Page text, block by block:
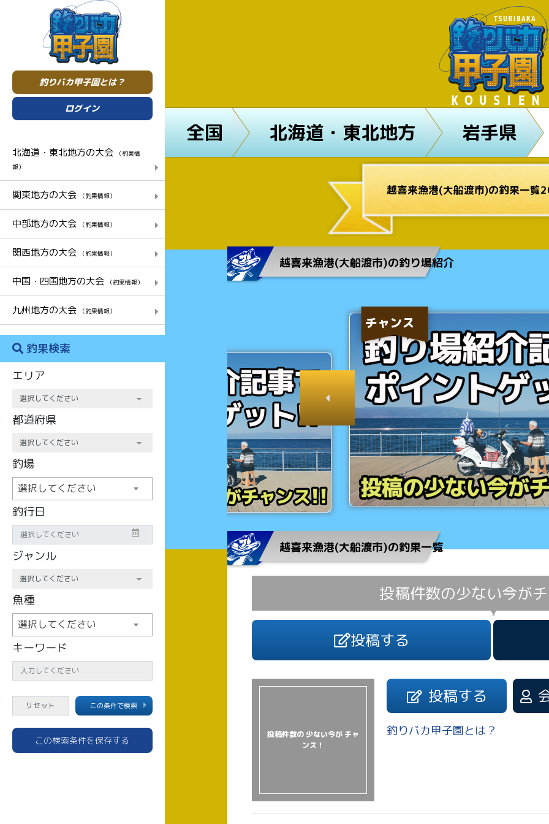
釣りバカ甲子園とは？
ログイン
北海道・東北地方の大会
（釣果情
報）
関東地方の大会 （釣果情報）
中部地方の大会 （釣果情報）
関西地方の大会 （釣果情報）
中国・四国地方の大会 （釣果情報）
九州地方の大会 （釣果情報）
釣果検索
エリア
都道府県
釣場
選択してください
釣行日
ジャンル
魚種
選択してください
キーワード
この条件で検索
この検索条件を保存する
全国 北海道・東北地方 岩手県
越喜来漁港(大船渡市)の釣果一覧
越喜来漁港(大船渡市)の釣り場紹介
チャンス
チャンス
越喜来漁港(大船渡市)の釣果一覧
投稿件数の少ない今が
投稿する
投稿件数の 少ない今が チャ
ンス！
投稿する
釣りバカ甲子園とは？